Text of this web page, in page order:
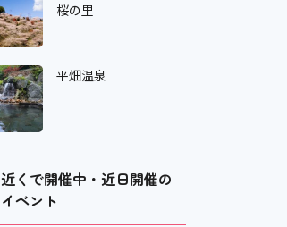
桜の里
平畑温泉
近くで開催中・近日開催の
イベント